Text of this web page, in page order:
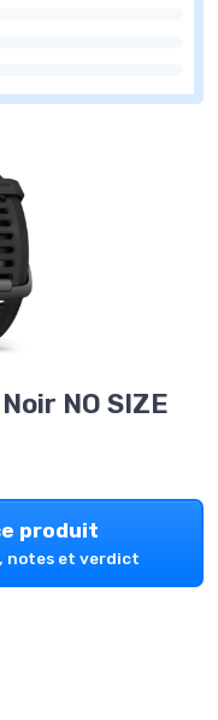
NO SIZE
produit
notes et verdict